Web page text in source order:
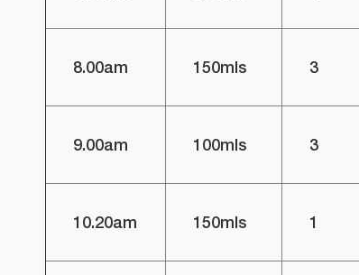
8.00am 150mls 3
9.00am 100mls 3
10.20am 150mls 1